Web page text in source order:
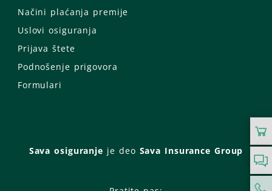
Načini plaćanja premije
Uslovi osiguranja
Prijava štete
Podnošenje prigovora
Formulari
Sava osiguranje je deo Sava Insurance Group